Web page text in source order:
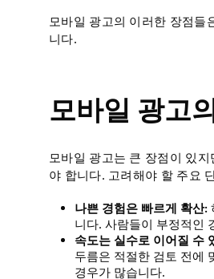
모바일 광고의 이러한 장점들
니다.
모바일 광고
모바일 광고는 큰 장점이 있
야 합니다. 고려해야 할 주요
나쁜 경험은 빠르게 확산:
니다. 사람들이 부정적인
속도는 실수로 이어질 수
두름은 적절한 검토 전에
경우가 많습니다.